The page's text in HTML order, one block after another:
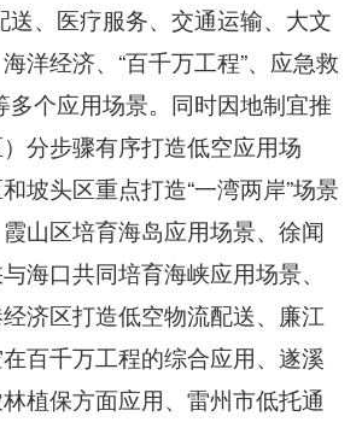
送、医疗服务、交通运输、大文
洋经济、“百千万工程”、应急救
多个应用场景。同时因地制宜推
分步骤有序打造低空应用场
坡头区重点打造“一湾两岸”场景
山区培育海岛应用场景、徐闻
海口共同培育海峡应用场景、
济区打造低空物流配送、廉江
百千万工程的综合应用、遂溪
植保方面应用、雷州市低托通